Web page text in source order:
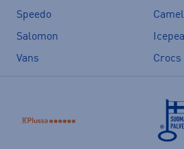
Speedo
Salomon
Vans
Crocs